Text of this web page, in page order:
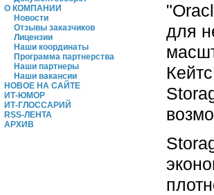
О КОМПАНИИ
Новости
Отзывы заказчиков
Лицензии
Наши координаты
Программа партнерства
Наши партнеры
Наши вакансии
НОВОЕ НА САЙТЕ
ИТ-ЮМОР
ИТ-ГЛОССАРИЙ
RSS-ЛЕНТА
АРХИВ
для